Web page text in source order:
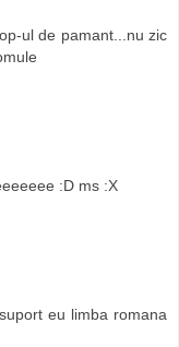
ul de pamant...nu zic
:D ms :X
eu limba romana